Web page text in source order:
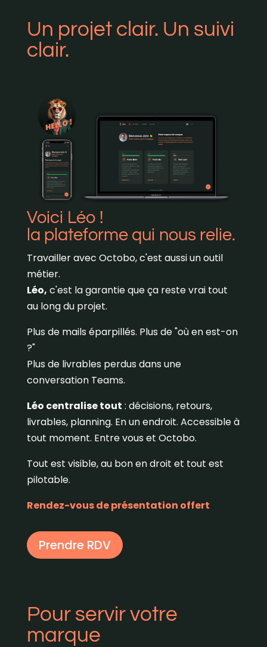
Un projet clair. Un suivi
clair.
Voici Léo !
la plateforme qui nous relie.
Travailler avec Octobo, c'est aussi un outil
métier.
Léo, c'est la garantie que ça reste vrai tout
au long du projet.
Plus de mails éparpillés. Plus de "où en est-on
?"
Plus de livrables perdus dans une
conversation Teams.
Léo centralise tout : décisions, retours,
livrables, planning. En un endroit. Accessible à
tout moment. Entre vous et Octobo.
Tout est visible, au bon en droit et tout est
pilotable.
Rendez-vous de présentation offert
Prendre RDV
Pour servir votre
marque